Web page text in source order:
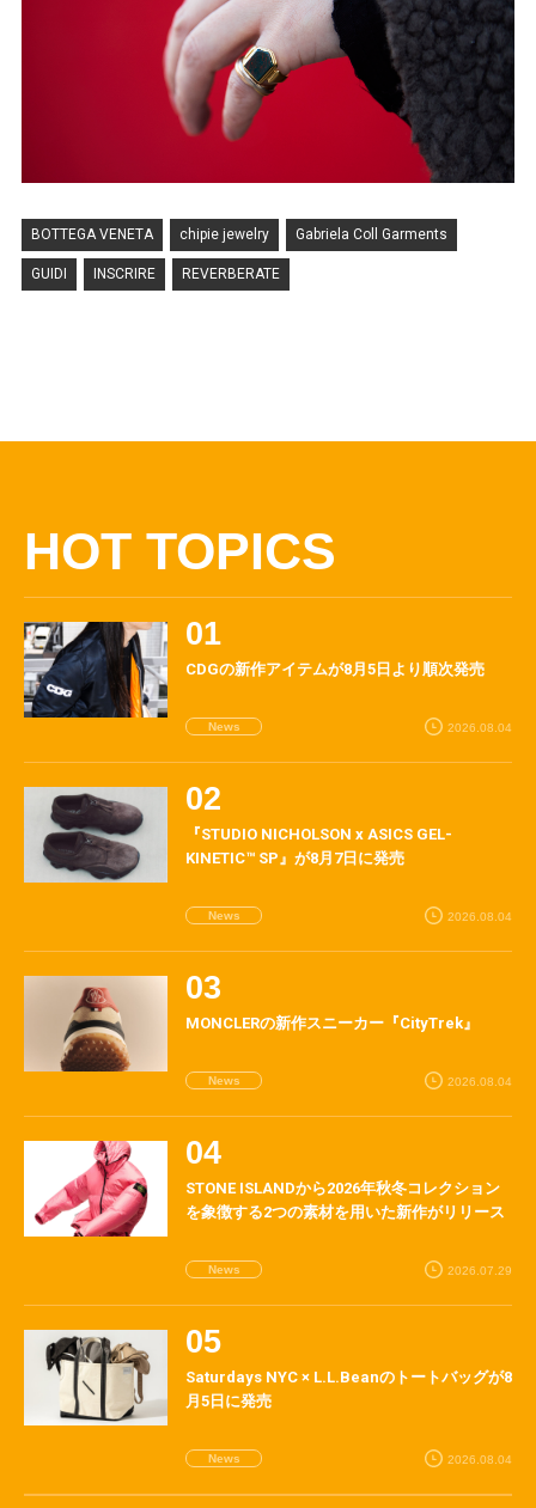
BOTTEGA VENETA chipie jewelry Gabriela Coll Garments
GUIDI INSCRIRE REVERBERATE
HOT TOPICS
CDGの新作アイテムが8月5日より順次発売
News 2026.08.04
『STUDIO NICHOLSON x ASICS GEL-
KINETIC™ SP』が8月7日に発売
News 2026.08.04
MONCLERの新作スニーカー『CityTrek』
News 2026.08.04
STONE ISLANDから2026年秋冬コレクション
を象徴する2つの素材を用いた新作がリリース
News 2026.07.29
Saturdays NYC × L.L.Beanのトートバッグが8
月5日に発売
News 2026.08.04